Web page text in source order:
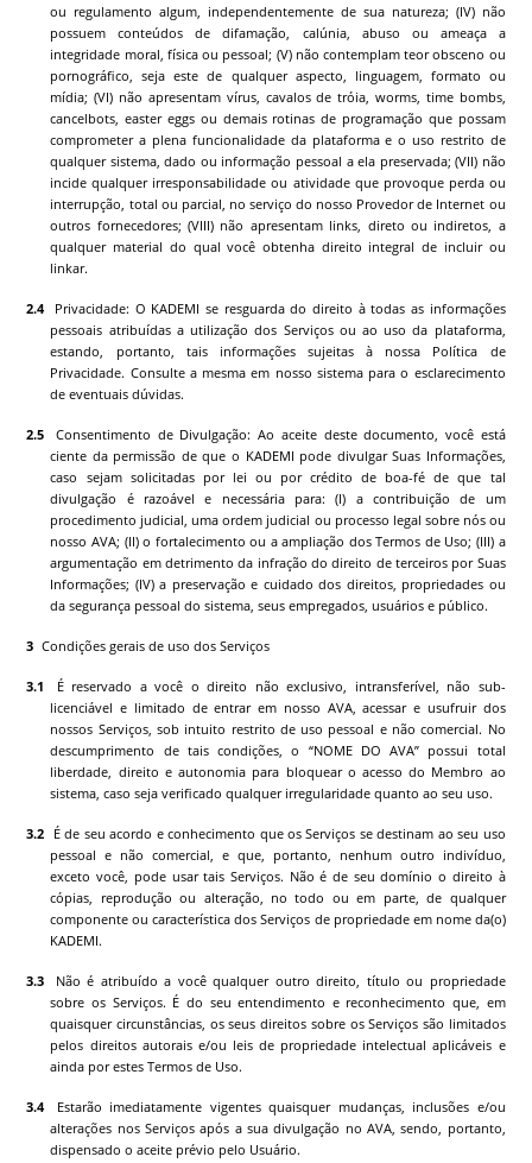
ou regulamento algum, independentemente de sua natureza; (IV) não
possuem conteúdos de difamação, calúnia, abuso ou ameaça a
integridade moral, física ou pessoal; (V) não contemplam teor obsceno ou
pornográfico, seja este de qualquer aspecto, linguagem, formato ou
mídia; (VI) não apresentam vírus, cavalos de tróia, worms, time bombs,
cancelbots, easter eggs ou demais rotinas de programação que possam
comprometer a plena funcionalidade da plataforma e o uso restrito de
qualquer sistema, dado ou informação pessoal a ela preservada; (VII) não
incide qualquer irresponsabilidade ou atividade que provoque perda ou
interrupção, total ou parcial, no serviço do nosso Provedor de Internet ou
outros fornecedores; (VIII) não apresentam links, direto ou indiretos, a
qualquer material do qual você obtenha direito integral de incluir ou
linkar.
Privacidade: O KADEMI se resguarda do direito à todas as informações
pessoais atribuídas a utilização dos Serviços ou ao uso da plataforma,
estando, portanto, tais informações sujeitas à nossa Política de
Privacidade. Consulte a mesma em nosso sistema para o esclarecimento
de eventuais dúvidas.
Consentimento de Divulgação: Ao aceite deste documento, você está
ciente da permissão de que o KADEMI pode divulgar Suas Informações,
caso sejam solicitadas por lei ou por crédito de boa-fé de que tal
divulgação é razoável e necessária para: (I) a contribuição de um
procedimento judicial, uma ordem judicial ou processo legal sobre nós ou
nosso AVA; (II) o fortalecimento ou a ampliação dos Termos de Uso; (III) a
argumentação em detrimento da infração do direito de terceiros por Suas
Informações; (IV) a preservação e cuidado dos direitos, propriedades ou
da segurança pessoal do sistema, seus empregados, usuários e público.
Condições gerais de uso dos Serviços
É reservado a você o direito não exclusivo, intransferível, não sub-
licenciável e limitado de entrar em nosso AVA, acessar e usufruir dos
nossos Serviços, sob intuito restrito de uso pessoal e não comercial. No
descumprimento de tais condições, o “NOME DO AVA” possui total
liberdade, direito e autonomia para bloquear o acesso do Membro ao
sistema, caso seja verificado qualquer irregularidade quanto ao seu uso.
É de seu acordo e conhecimento que os Serviços se destinam ao seu uso
pessoal e não comercial, e que, portanto, nenhum outro indivíduo,
exceto você, pode usar tais Serviços. Não é de seu domínio o direito à
cópias, reprodução ou alteração, no todo ou em parte, de qualquer
componente ou característica dos Serviços de propriedade em nome da(o)
KADEMI.
Não é atribuído a você qualquer outro direito, título ou propriedade
sobre os Serviços. É do seu entendimento e reconhecimento que, em
quaisquer circunstâncias, os seus direitos sobre os Serviços são limitados
pelos direitos autorais e/ou leis de propriedade intelectual aplicáveis e
ainda por estes Termos de Uso.
Estarão imediatamente vigentes quaisquer mudanças, inclusões e/ou
alterações nos Serviços após a sua divulgação no AVA, sendo, portanto,
dispensado o aceite prévio pelo Usuário.